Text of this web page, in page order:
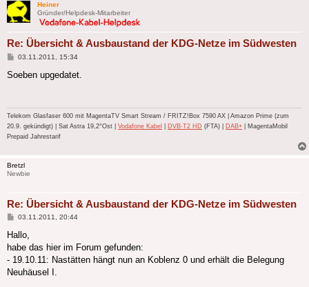
Heiner
Gründer/Helpdesk-Mitarbeiter
Re: Übersicht & Ausbaustand der KDG-Netze im Südwesten
Beitrag
03.11.2011, 15:34
Soeben upgedatet.
Telekom Glasfaser 600 mit MagentaTV Smart Stream / FRITZ!Box 7590 AX | Amazon Prime (zum
20.9. gekündigt) | Sat Astra 19,2°Ost | Vodafone Kabel DVB-T2 HD (FTA) | DAB+ | MagentaMobil
Prepaid Jahrestarif
Bretzl
Newbie
Re: Übersicht & Ausbaustand der KDG-Netze im Südwesten
Beitrag
03.11.2011, 20:44
Hallo,
habe das hier im Forum gefunden:
- 19.10.11: Nastätten hängt nun an Koblenz 0 und erhält die Belegung
Neuhäusel I.